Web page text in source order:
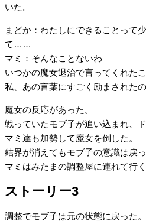
いた。
まどか：わたしにできることって
て……
マミ：そんなことないわ
いつかの魔女退治で言ってくれた
私、あの言葉にすごく励まされた
魔女の反応があった。
戦っていたモブ子が追い込まれ、
マミ達も加勢して魔女を倒した。
結界が消えてもモブ子の意識は戻っ
マミはみたまの調整屋に連れて行
ストーリー3
調整でモブ子は元の状態に戻った。